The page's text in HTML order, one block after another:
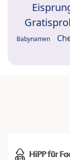
Babynamen
HiPP für